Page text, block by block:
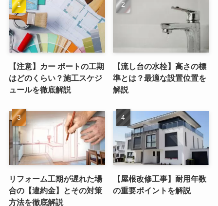
【注意】カー ポートの工期
はどのくらい？施工スケジ
ュールを徹底解説
【流し台の水栓】高さの標
準とは？最適な設置位置を
解説
リフォーム工期が遅れた場
合の【違約金】とその対策
方法を徹底解説
【屋根改修工事】耐用年数
の重要ポイントを解説